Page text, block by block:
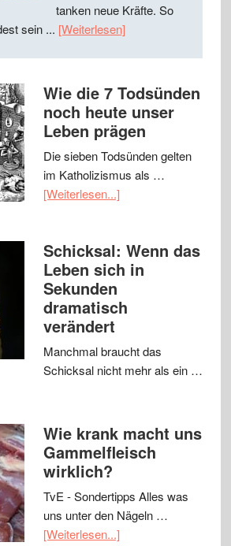
tanken neue Kräfte. So
sein ... [Weiterlesen]
Wie die 7 Todsünden
noch heute unser
Leben prägen
Die sieben Todsünden gelten
im Katholizismus als …
[Weiterlesen...]
Schicksal: Wenn das
Leben sich in
Sekunden
dramatisch
verändert
Manchmal braucht das
Schicksal nicht mehr als ein …
Wie krank macht uns
Gammelfleisch
wirklich?
TvE - Sondertipps Alles was
uns unter den Nägeln …
[Weiterlesen...]